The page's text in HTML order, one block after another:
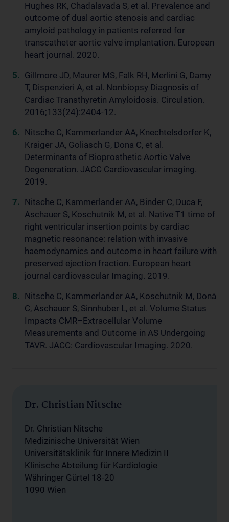
Hughes RK, Chadalavada S, et al. Prevalence and
outcome of dual aortic stenosis and cardiac
amyloid pathology in patients referred for
transcatheter aortic valve implantation. European
heart journal. 2020.
Gillmore JD, Maurer MS, Falk RH, Merlini G, Damy
T, Dispenzieri A, et al. Nonbiopsy Diagnosis of
Cardiac Transthyretin Amyloidosis. Circulation.
2016;133(24):2404-12.
Nitsche C, Kammerlander AA, Knechtelsdorfer K,
Kraiger JA, Goliasch G, Dona C, et al.
Determinants of Bioprosthetic Aortic Valve
Degeneration. JACC Cardiovascular imaging.
2019.
Nitsche C, Kammerlander AA, Binder C, Duca F,
Aschauer S, Koschutnik M, et al. Native T1 time of
right ventricular insertion points by cardiac
magnetic resonance: relation with invasive
haemodynamics and outcome in heart failure with
preserved ejection fraction. European heart
journal cardiovascular Imaging. 2019.
Nitsche C, Kammerlander AA, Koschutnik M, Donà
C, Aschauer S, Sinnhuber L, et al. Volume Status
Impacts CMR–Extracellular Volume
Measurements and Outcome in AS Undergoing
TAVR. JACC: Cardiovascular Imaging. 2020.
Dr. Christian Nitsche
Dr. Christian Nitsche
Medizinische Universität Wien
Universitätsklinik für Innere Medizin II
Klinische Abteilung für Kardiologie
Währinger Gürtel 18-20
1090 Wien